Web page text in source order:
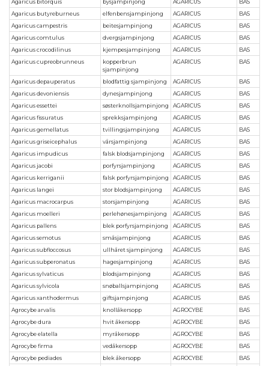
Agaricus bitorquis
bysjampinjong AGARICUS
BAS
Agaricus butyreburneus
elfenbensjampinjong AGARICUS
BAS
Agaricus campestris
beitesjampinjong AGARICUS
BAS
Agaricus comtulus
dvergsjampinjong AGARICUS
BAS
Agaricus crocodilinus
kjempesjampinjong AGARICUS
BAS
Agaricus cupreobrunneus
kopperbrun
sjampinjong
AGARICUS BAS
Agaricus depauperatus blodfattig sjampinjong AGARICUS
BAS
Agaricus devoniensis
dynesjampinjong AGARICUS
BAS
Agaricus essettei
søsterknollsjampinjong AGARICUS
BAS
Agaricus fissuratus
sprekksjampinjong AGARICUS
BAS
Agaricus gemellatus
tvillingsjampinjong AGARICUS
BAS
Agaricus griseicephalus
vårsjampinjong AGARICUS
BAS
Agaricus impudicus
falsk blodsjampinjong AGARICUS
BAS
Agaricus jacobi
porfyrsjampinjong AGARICUS
BAS
Agaricus kerriganii
falsk porfyrsjampinjong AGARICUS
BAS
Agaricus langei
stor blodsjampinjong AGARICUS
BAS
Agaricus macrocarpus
storsjampinjong AGARICUS
BAS
Agaricus moelleri
perlehønesjampinjong AGARICUS
BAS
Agaricus pallens
blek porfyrsjampinjong AGARICUS
BAS
Agaricus semotus
småsjampinjong AGARICUS
BAS
Agaricus subfloccosus
ullhåret sjampinjong AGARICUS
BAS
Agaricus subperonatus
hagesjampinjong AGARICUS
BAS
Agaricus sylvaticus
blodsjampinjong AGARICUS
BAS
Agaricus sylvicola
snøballsjampinjong AGARICUS
BAS
Agaricus xanthodermus
giftsjampinjong AGARICUS
BAS
Agrocybe arvalis
knollåkersopp AGROCYBE
BAS
Agrocybe dura
hvit åkersopp AGROCYBE
BAS
Agrocybe elatella
myråkersopp AGROCYBE
BAS
Agrocybe firma
vedåkersopp AGROCYBE
BAS
Agrocybe pediades
blek åkersopp AGROCYBE
BAS